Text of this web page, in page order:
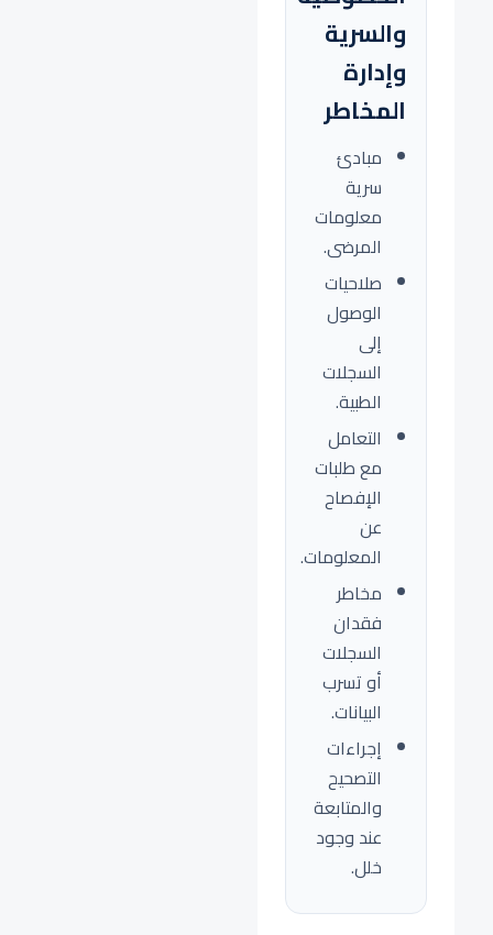
والسرية
وإدارة
المخاطر
مبادئ
سرية
معلومات
المرضى.
صلاحيات
الوصول
إلى
السجلات
الطبية.
التعامل
مع طلبات
الإفصاح
عن
المعلومات.
مخاطر
فقدان
السجلات
أو تسرب
البيانات.
إجراءات
التصحيح
والمتابعة
عند وجود
خلل.